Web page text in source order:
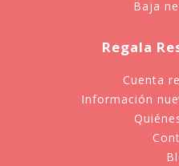
Baja
Regala
Cuenta
Información